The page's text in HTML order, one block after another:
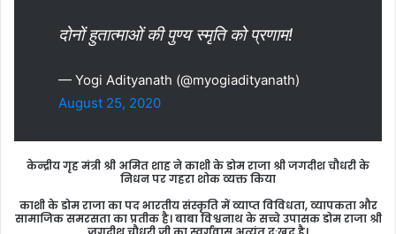
दोनों हुतात्माओं की पुण्य स्मृति को प्रणाम!
— Yogi Adityanath (@myogiadityanath)
August 25, 2020
केन्द्रीय गृह मंत्री श्री अमित शाह ने काशी के डोम राजा श्री जगदीश चौधरी के
निधन पर गहरा शोक व्यक्त किया
काशी के डोम राजा का पद भारतीय संस्कृति में व्याप्त विविधता, व्यापकता और
सामाजिक समरसता का प्रतीक है। बाबा विश्वनाथ के सच्चे उपासक डोम राजा श्री